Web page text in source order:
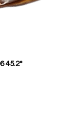
45.2°